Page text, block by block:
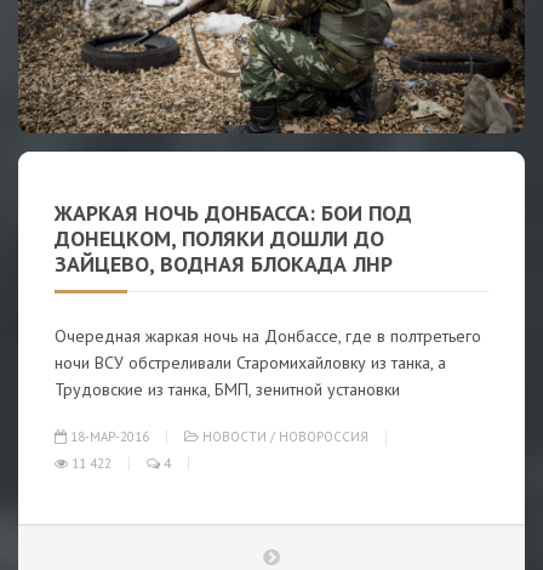
ЖАРКАЯ НОЧЬ ДОНБАССА: БОИ ПОД
ДОНЕЦКОМ, ПОЛЯКИ ДОШЛИ ДО
ЗАЙЦЕВО, ВОДНАЯ БЛОКАДА ЛНР
Очередная жаркая ночь на Донбассе, где в полтретьего
ночи ВСУ обстреливали Старомихайловку из танка, а
Трудовские из танка, БМП, зенитной установки
18-МАР-2016 НОВОСТИ / НОВОРОССИЯ
11 422
4